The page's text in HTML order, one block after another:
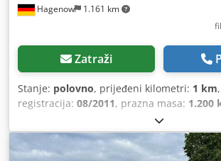
Hagenow 1.161 km
Zatraži
Stanje: polovno, prijeđeni kilometri: 1 km
registracija: 08/2011, prazna masa: 1.200
, ukupna masa:
tip prijenosa:mehanički, ovjes:drugo,
8.350 mm